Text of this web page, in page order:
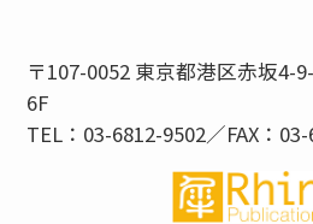
〒107-0052 東京都港区赤坂4-
6F
TEL：03-6812-9502／FAX：